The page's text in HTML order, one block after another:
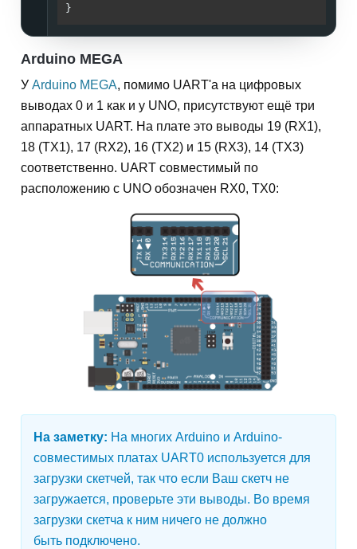
Arduino MEGA
У Arduino MEGA, помимо UART'a на цифровых
выводах 0 и 1 как и у UNO, присутствуют ещё три
аппаратных UART. На плате это выводы 19 (RX1),
18 (TX1), 17 (RX2), 16 (TX2) и 15 (RX3), 14 (TX3)
соответственно. UART совместимый по
расположению с UNO обозначен RX0, TX0:
На заметку: На многих Arduino и Arduino-
совместимых платах UART0 используется для
загрузки скетчей, так что если Ваш скетч не
загружается, проверьте эти выводы. Во время
загрузки скетча к ним ничего не должно
быть подключено.